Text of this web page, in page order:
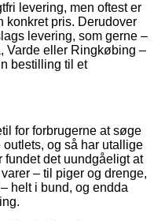
levering, men oftest er
konkret pris. Derudover
levering, som gerne –
Varde eller Ringkøbing –
bestilling til et
for forbrugerne at søge
og så har utallige
fundet det uundgåeligt at
– til piger og drenge,
helt i bund, og endda